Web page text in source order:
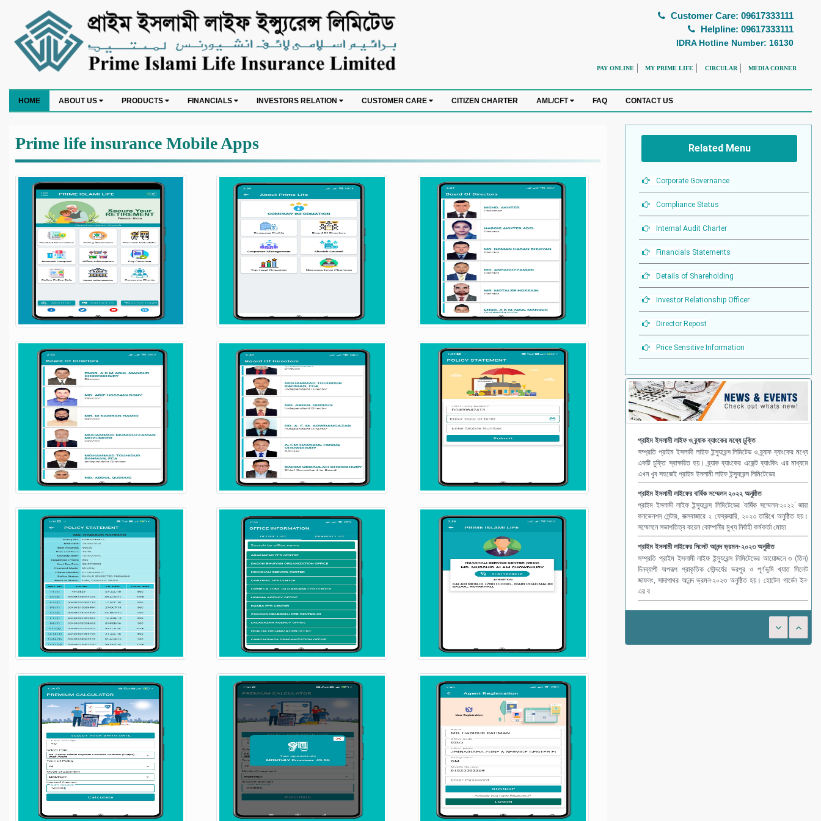
Customer Care: 09617333111
Helpline: 09617333111
IDRA Hotline Number: 16130
PAY ONLINE MY PRIME LIFE CIRCULAR MEDIA CORNER
HOME ABOUT US PRODUCTS FINANCIALS INVESTORS RELATION CUSTOMER CARE CITIZEN CHARTER AML/CFT FAQ CONTACT US
Prime life insurance Mobile Apps Related Menu
Corporate Governance
Compliance Status
Internal Audit Charter
Financials Statements
Details of Shareholding
Investor Relationship Officer
Director Repost
Price Sensitive Information
প্রাইম ইসলামী লাইফ ও ব্র্যাক ব্যাংকের মধ্যে চুক্তি
সম্প্রতি প্রাইম ইসলামী লাইফ ইন্স্যুরেন্স লিমিটেড ও ব্র্যাক ব্যাংকের মধ্যে
একটি চুক্তি স্বাক্ষরিত হয়। ব্র্যাক ব্যাংকের এজেন্ট ব্যাংকিং এর মাধ্যমে
এখন খুব সহজেই প্রাইম ইসলামী লাইফ ইন্স্যুরেন্স লিমিটেডের
প্রাইম ইসলামী লাইফের বার্ষিক সম্মেলন ২০২২ অনুষ্ঠিত
প্রাইম ইসলামী লাইফ ইন্স্যুরেন্স লিমিটেডের ‘বার্ষিক সম্মেলন-২০২২’ জারা
কনভেনশন সেন্টার, কক্সবাজারে ২ ফেব্রুয়ারি, ২০২৩ তারিখে অনুষ্ঠিত হয়।
সম্মেলনে সভাপতিত্ব করেন কোম্পানীর মুখ্য নির্বাহী কর্মকর্তা মোহা
প্রাইম ইসলামী লাইফের সিলেট আনন্দ ভ্রমন-২০২৩ অনুষ্ঠিত
সম্প্রতি প্রাইম ইসলামী লাইফ ইন্স্যুরেন্স লিমিটেডের আয়োজনে ৩ (তিন)
দিনব্যাপী অপরূপ প্রাকৃতিক সৌন্দর্যের ভরপুর ও পূর্ণভুমি খ্যাত সিলেট
জাফলং, সাদাপাথর আনন্দ ভ্রমন-২০২৩ অনুষ্ঠিত হয়। হোটেল গার্ডেন ইন-
এর ব